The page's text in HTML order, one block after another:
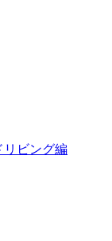
リビング編